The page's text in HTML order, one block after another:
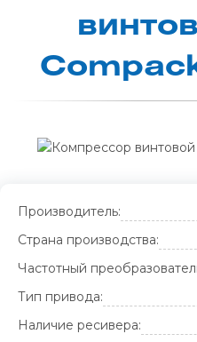
Производитель:
Страна производства:
Частотный
Тип привода:
Наличие ресивера: